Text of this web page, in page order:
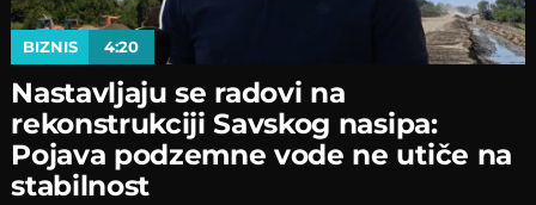
BIZNIS 4:20
Nastavljaјu se radovi na
rekonstrukciјi Savskog nasipa:
Poјava podzemne vode ne utiče na
stabilnost